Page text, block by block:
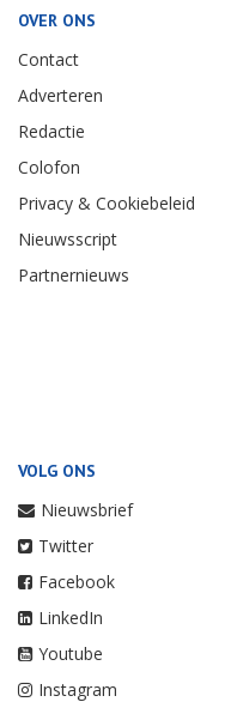
OVER ONS
Contact
Adverteren
Redactie
Colofon
Privacy & Cookiebeleid
Nieuwsscript
Partnernieuws
VOLG ONS
Nieuwsbrief
Twitter
Facebook
LinkedIn
Youtube
Instagram